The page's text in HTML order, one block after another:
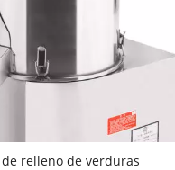
relleno de verduras